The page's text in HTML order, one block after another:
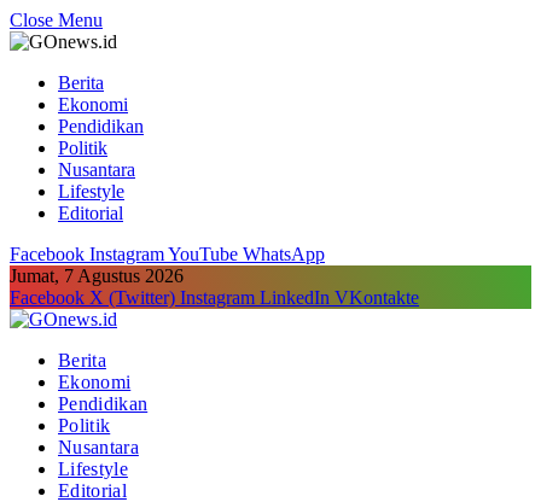
Close Menu
Berita
Ekonomi
Pendidikan
Politik
Nusantara
Lifestyle
Editorial
Facebook InstagramYouTube WhatsApp
Jumat, 7 Agustus 2026
Facebook X (Twitter) Instagram LinkedIn VKontakte
Berita
Ekonomi
Pendidikan
Politik
Nusantara
Lifestyle
Editorial